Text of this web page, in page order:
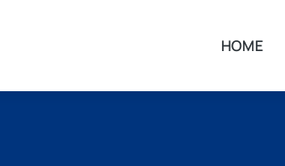
HOME